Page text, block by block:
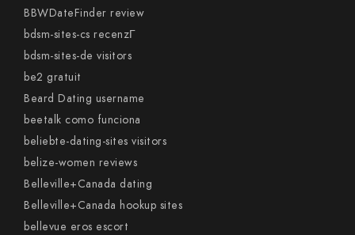
BBWDateFinder review
bdsm-sites-cs recenzГ­
bdsm-sites-de visitors
be2 gratuit
Beard Dating username
beetalk como funciona
beliebte-dating-sites visitors
belize-women reviews
Belleville+Canada dating
Belleville+Canada hookup sites
bellevue eros escort